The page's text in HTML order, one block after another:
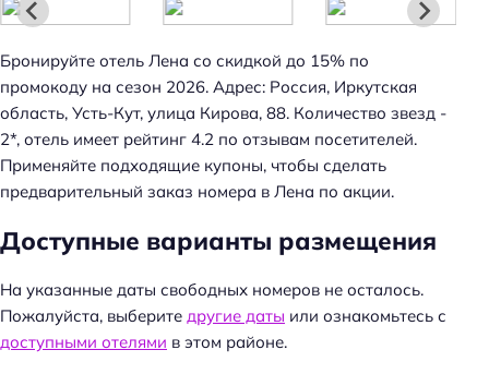
Бронируйте отель Лена со скидкой до 15% по
промокоду на сезон 2026. Адрес: Россия, Иркутская
область, Усть-Кут, улица Кирова, 88. Количество звезд -
2*, отель имеет рейтинг 4.2 по отзывам посетителей.
Применяйте подходящие купоны, чтобы сделать
предварительный заказ номера в Лена по акции.
Доступные варианты размещения
На указанные даты свободных номеров не осталось.
Пожалуйста, выберите другие даты или ознакомьтесь с
доступными отелями в этом районе.
Н
а
й
т
: